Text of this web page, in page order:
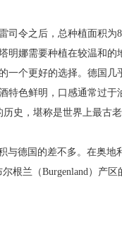
令之后，总种植面积为
明娜需要种植在较温和
一个更好的选择。德国几
特色鲜明，口感通常过
史，堪称是世界上最古
德国的差不多。在奥地
根兰（Burgenland）产